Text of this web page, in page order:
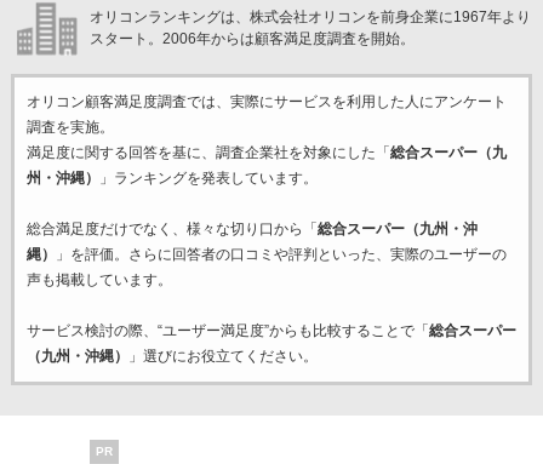
オリコンランキングは、株式会社オリコンを前身企業に1967年より
スタート。2006年からは顧客満足度調査を開始。
オリコン顧客満足度調査では、実際にサービスを利用した 人にアンケート
調査を実施。
満足度に関する回答を基に、調査企業社を対象にした「 総合スーパー（九
州・沖縄）
」ランキングを発表しています。
総合満足度だけでなく、様々な切り口から「 総合スーパー（九州・沖
縄）
」を評価。さらに回答者の口コミや評判といった、実際のユーザーの
声も掲載しています。
サービス検討の際、“ユーザー満足度”からも比較することで「 総合スーパー
（九州・沖縄）
」選びにお役立てください。
PR